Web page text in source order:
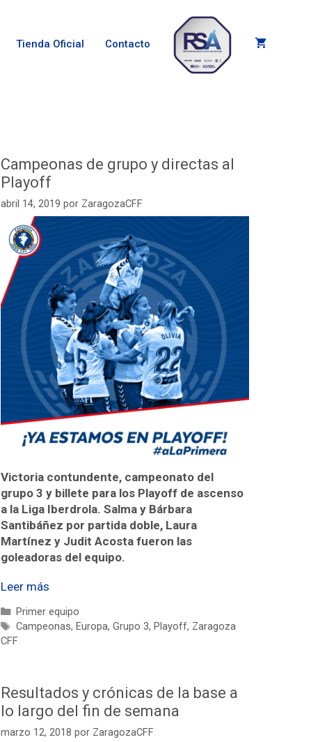
Tienda Oficial Contacto
Campeonas de grupo y directas al
Playoff
abril 14, 2019 por ZaragozaCFF
Victoria contundente, campeonato del
grupo 3 y billete para los Playoff de ascenso
a la Liga Iberdrola. Salma y Bárbara
Santibáñez por partida doble, Laura
Martínez y Judit Acosta fueron las
goleadoras del equipo.
Leer más
Primer equipo
Campeonas, Europa, Grupo 3, Playoff, Zaragoza
CFF
Resultados y crónicas de la base a
lo largo del fin de semana
marzo 12, 2018 por ZaragozaCFF